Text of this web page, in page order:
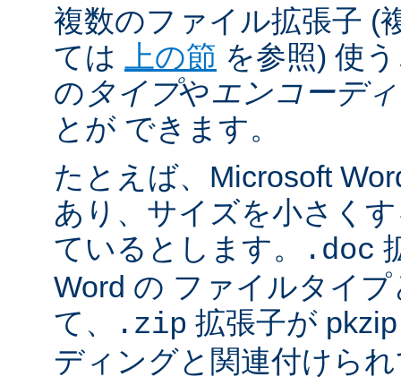
複数のファイル拡張子 (
ては
上の節 を参照) 使
の タイプやエンコーデ
とが できます。
たとえば、Microsoft
あり、サイズを小さく
ているとします。
.doc
Word の ファイルタイ
て、
.zip 拡張子が
ディングと関連付けら